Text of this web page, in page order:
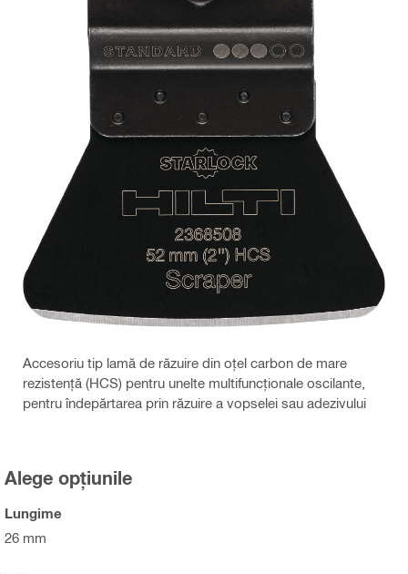
Accesoriu tip lamă de răzuire din oțel carbon de mare
rezistență (HCS) pentru unelte multifuncționale oscilante,
pentru îndepărtarea prin răzuire a vopselei sau adezivului
Alege opțiunile
Lungime
26 mm